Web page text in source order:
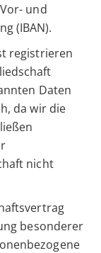
und
(IBAN).
registrieren
Daten
da wir die
nicht
besonderer